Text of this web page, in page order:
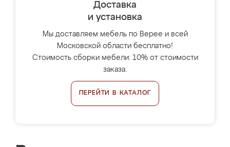
Доставка
и установка
Мы доставляем мебель по Верее и всей
Московской области бесплатно!
Стоимость сборки мебели: 10% от стоимости
заказа.
ПЕРЕЙТИ В КАТАЛОГ